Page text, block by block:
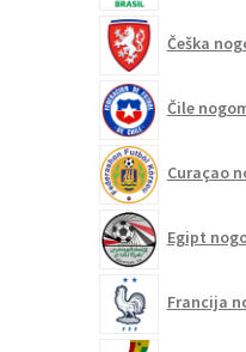
Češka
Čile
Curaçao
Egipt
Francija